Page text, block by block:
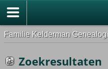
Familie Kelderman
Zoekresultaten